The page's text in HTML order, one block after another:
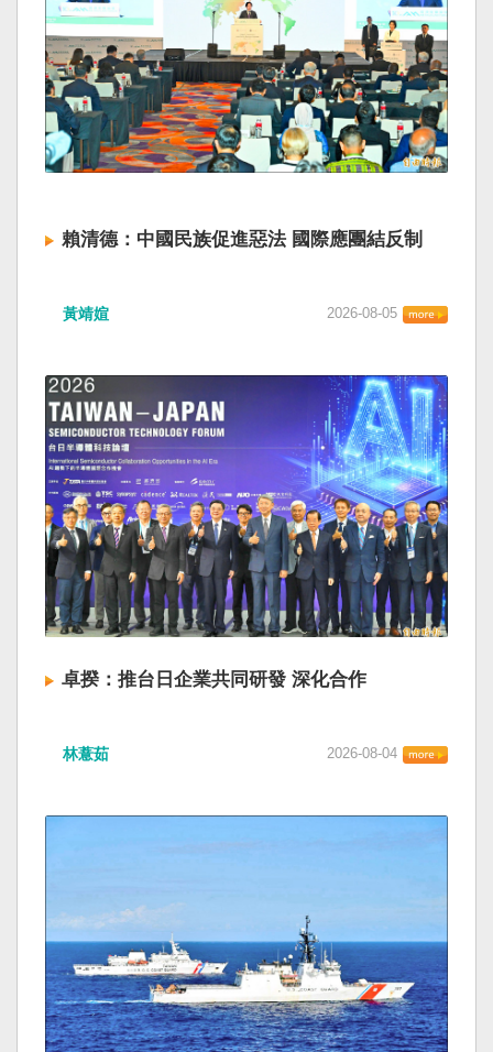
賴清德：中國民族促進惡法 國際應團結反制
黃靖媗 2026-08-05
卓揆：推台日企業共同研發 深化合作
林薏茹 2026-08-04